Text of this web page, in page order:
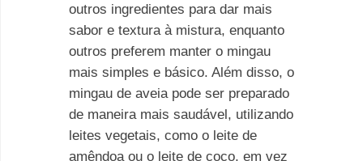
outros ingredientes para dar mais
sabor e textura à mistura, enquanto
outros preferem manter o mingau
mais simples e básico. Além disso, o
mingau de aveia pode ser preparado
de maneira mais saudável, utilizando
leites vegetais, como o leite de
amêndoa ou o leite de coco, em vez